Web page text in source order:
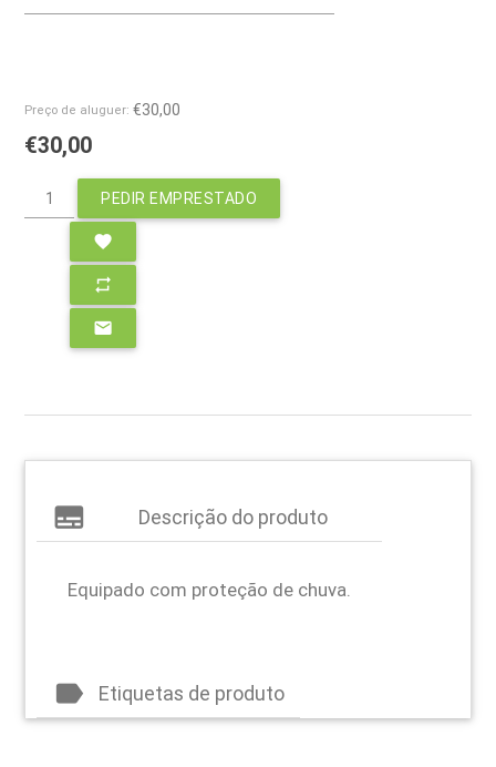
Preço de aluguer: €30,00
€30,00
PEDIR EMPRESTADO
favorite
repeat
email
subtitles Descrição do produto
Equipado com proteção de chuva.
label Etiquetas de produto